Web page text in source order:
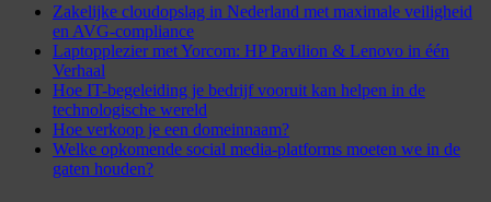
Zakelijke cloudopslag in Nederland met maximale veiligheid
en AVG-compliance
Laptopplezier met Yorcom: HP Pavilion & Lenovo in één
Verhaal
Hoe IT-begeleiding je bedrijf vooruit kan helpen in de
technologische wereld
Hoe verkoop je een domeinnaam?
Welke opkomende social media-platforms moeten we in de
gaten houden?